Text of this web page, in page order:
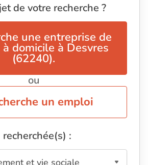
de votre recherche ?
une entreprise de
domicile à Desvres
(62240).
ou
un emploi
: